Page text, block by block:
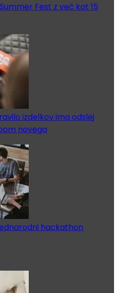
Fest z več kot 15
izdelkov ima odslej
novega
hackathon